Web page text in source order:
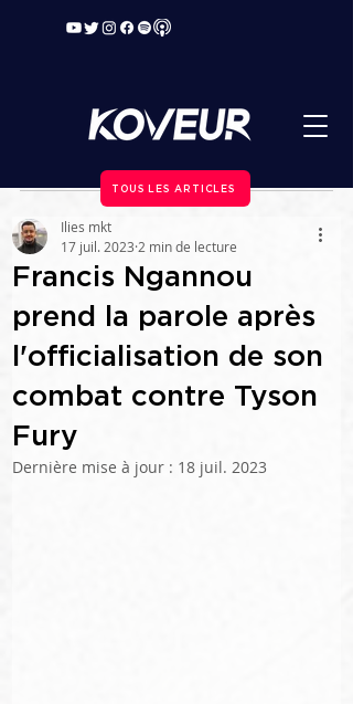
TOUS LES ARTICLES
Francis Ngannou
prend la parole après
l'officialisation de son
combat contre Tyson
Fury
Ilies mkt
17 juil. 2023 2 min de lecture
Dernière mise à jour : 18 juil. 2023